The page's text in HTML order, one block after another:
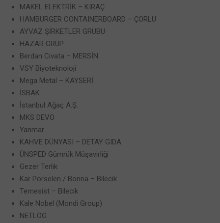
MAKEL ELEKTRİK – KIRAÇ
HAMBURGER CONTAINERBOARD – ÇORLU
AYVAZ ŞİRKETLER GRUBU
HAZAR GRUP
Berdan Civata – MERSİN
VSY Biyoteknoloji
Mega Metal – KAYSERİ
İSBAK
İstanbul Ağaç A.Ş.
MKS DEVO
Yanmar
KAHVE DÜNYASI – DETAY GIDA
ÜNSPED Gümrük Müşavirliği
Gezer Terlik
Kar Porselen / Bonna – Bilecik
Temesist – Bilecik
Kale Nobel (Mondi Group)
NETLOG